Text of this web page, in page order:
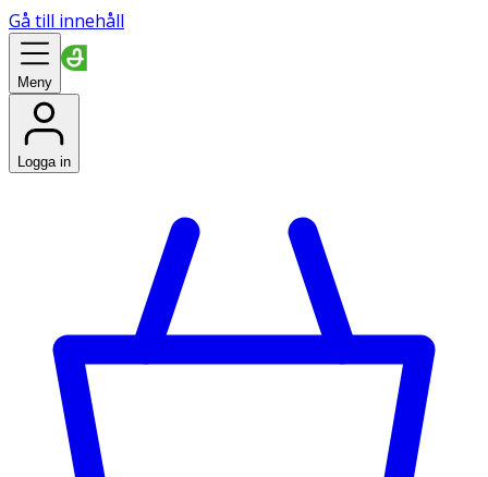
Gå till innehåll
Meny
Logga in